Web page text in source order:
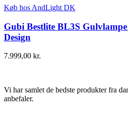
Køb hos AndLight DK
Gubi Bestlite BL3S
Design
7.999,00 kr.
Vi har samlet de bedste produkter fra
anbefaler.